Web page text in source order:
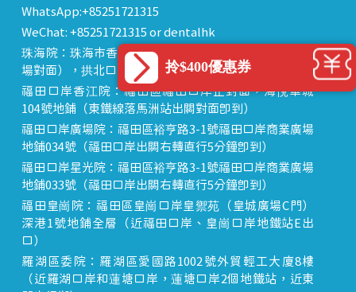
WhatsApp:+85251721315
WeChat: +85251721315 or dentalhk
珠海院：珠海市香洲區 拱北中建商業大廈 15樓（迎賓廣
場對面），拱北口岸步行8分鐘直達
福田口岸香江院：福田區福田口岸正對面，海悅華城
104號地鋪（東鐵線落馬洲站出關對面即到）
福田口岸廣場院：福田區裕亨路3-1號福田口岸商業廣場
地鋪034號（福田口岸出關右轉直行5分鐘即到）
福田口岸星光院：福田區裕亨路3-1號福田口岸商業廣場
地鋪033號（福田口岸出關右轉直行5分鐘即到）
福田皇崗院：福田區皇崗口岸皇禦苑（皇城廣場C門）
深港1號地鋪全層（近福田口岸、皇崗口岸地鐵站E出
口）
羅湖區委院：羅湖區愛國路1002號外貿輕工大廈8樓
（近羅湖口岸和蓮塘口岸，蓮塘口岸2個地鐵站，近東
拎$400優惠券